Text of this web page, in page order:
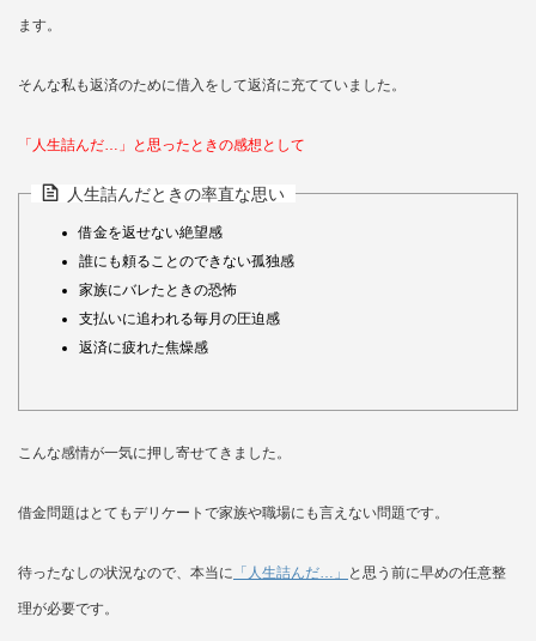
ます。
そんな私も返済のために借入をして返済に充てていました。
「人生詰んだ…」と思ったときの感想として
人生詰んだときの率直な思い
借金を返せない絶望感
誰にも頼ることのできない孤独感
家族にバレたときの恐怖
支払いに追われる毎月の圧迫感
返済に疲れた焦燥感
こんな感情が一気に押し寄せてきました。
借金問題はとてもデリケートで家族や職場にも言えない問題です。
待ったなしの状況なので、本当に 「人生詰んだ…」 と思う前に早めの任意整
理が必要です。